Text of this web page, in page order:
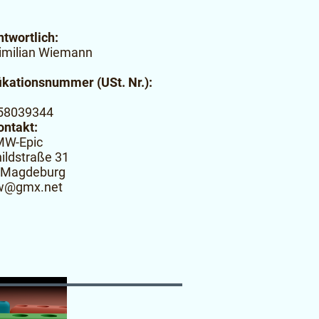
Wiemann
(USt. Nr.):
Epic
31